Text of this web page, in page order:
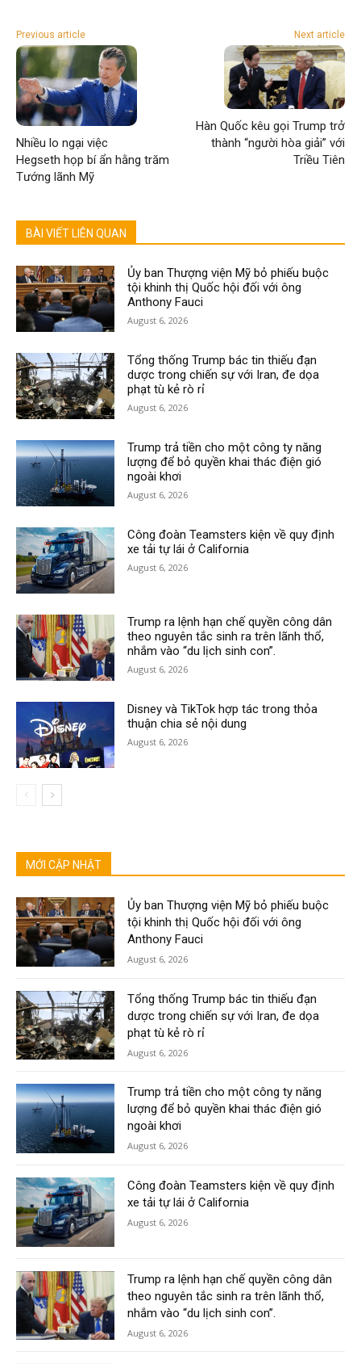
Previous article
Nhiều lo ngại việc
Hegseth họp bí ẩn hằng trăm
Tướng lãnh Mỹ
Next article
Hàn Quốc kêu gọi Trump trở
thành “người hòa giải” với
Triều Tiên
BÀI VIẾT LIÊN QUAN
Ủy ban Thượng viện Mỹ bỏ phiếu buộc
tội khinh thị Quốc hội đối với ông
Anthony Fauci
August 6, 2026
Tổng thống Trump bác tin thiếu đạn
dược trong chiến sự với Iran, đe dọa
phạt tù kẻ rò rỉ
August 6, 2026
Trump trả tiền cho một công ty năng
lượng để bỏ quyền khai thác điện gió
ngoài khơi
August 6, 2026
Công đoàn Teamsters kiện về quy định
xe tải tự lái ở California
August 6, 2026
Trump ra lệnh hạn chế quyền công dân
theo nguyên tắc sinh ra trên lãnh thổ,
nhắm vào “du lịch sinh con”.
August 6, 2026
Disney và TikTok hợp tác trong thỏa
thuận chia sẻ nội dung
August 6, 2026
MỚI CẬP NHẬT
Ủy ban Thượng viện Mỹ bỏ phiếu buộc
tội khinh thị Quốc hội đối với ông
Anthony Fauci
August 6, 2026
Tổng thống Trump bác tin thiếu đạn
dược trong chiến sự với Iran, đe dọa
phạt tù kẻ rò rỉ
August 6, 2026
Trump trả tiền cho một công ty năng
lượng để bỏ quyền khai thác điện gió
ngoài khơi
August 6, 2026
Công đoàn Teamsters kiện về quy định
xe tải tự lái ở California
August 6, 2026
Trump ra lệnh hạn chế quyền công dân
theo nguyên tắc sinh ra trên lãnh thổ,
nhắm vào “du lịch sinh con”.
August 6, 2026